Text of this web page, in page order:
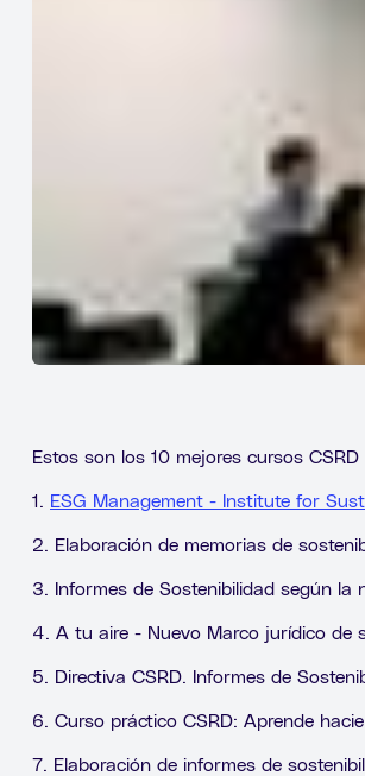
Estos son los 10 mejores cursos
1. ESG Management - Institute for
2. Elaboración de memorias de
3. Informes de Sostenibilidad según la
4. A tu aire - Nuevo Marco jurídico de
5. Directiva CSRD. Informes de
6. Curso práctico CSRD: Aprende
7. Elaboración de informes de